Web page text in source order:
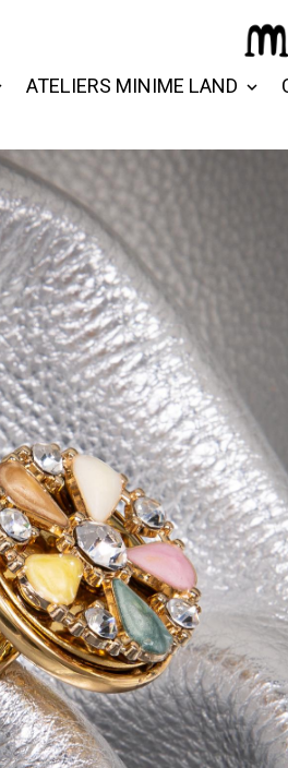
ATELIERS MINIME LAND